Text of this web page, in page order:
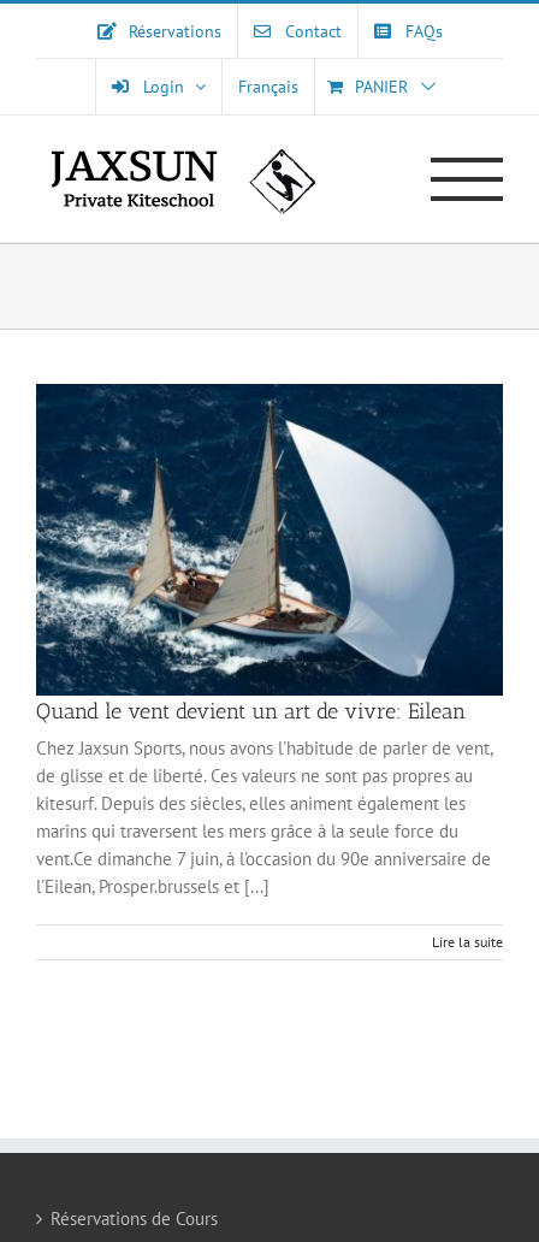
Réservations Contact FAQs
Login Français PANIER
Quand le vent devient un art de vivre: Eilean
Chez Jaxsun Sports, nous avons l'habitude de parler de vent,
de glisse et de liberté. Ces valeurs ne sont pas propres au
kitesurf. Depuis des siècles, elles animent également les
marins qui traversent les mers grâce à la seule force du
vent.Ce dimanche 7 juin, à l'occasion du 90e anniversaire de
l'Eilean, Prosper.brussels et [...]
Lire la suite
Réservations de Cours